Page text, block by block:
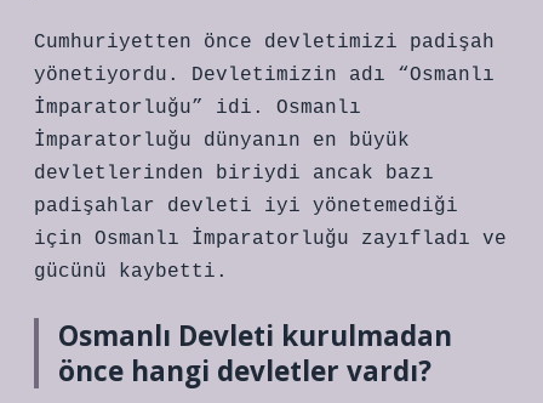
Cumhuriyetten önce devletimizi padişah
yönetiyordu. Devletimizin adı “Osmanlı
İmparatorluğu” idi. Osmanlı
İmparatorluğu dünyanın en büyük
devletlerinden biriydi ancak bazı
padişahlar devleti iyi yönetemediği
için Osmanlı İmparatorluğu zayıfladı ve
gücünü kaybetti.
Osmanlı Devleti kurulmadan
önce hangi devletler vardı?